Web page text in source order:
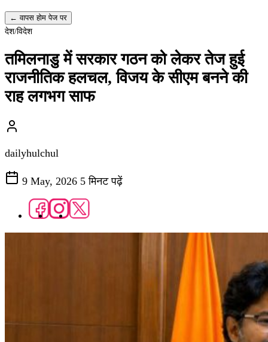
← वापस होम पेज पर
देश/विदेश
तमिलनाडु में सरकार गठन को लेकर तेज हुई
राजनीतिक हलचल, विजय के सीएम बनने की
राह लगभग साफ
dailyhulchul
9 May, 2026 5 मिनट पढ़ें